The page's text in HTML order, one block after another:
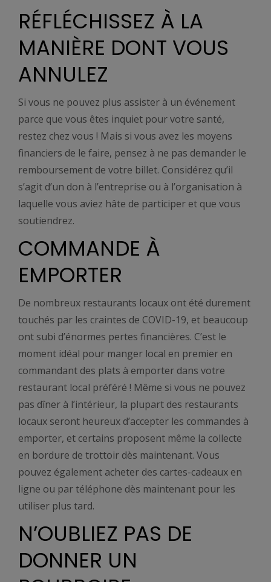
RÉFLÉCHISSEZ À LA
MANIÈRE DONT VOUS
ANNULEZ
Si vous ne pouvez plus assister à un événement
parce que vous êtes inquiet pour votre santé,
restez chez vous ! Mais si vous avez les moyens
financiers de le faire, pensez à ne pas demander le
remboursement de votre billet. Considérez qu’il
s’agit d’un don à l’entreprise ou à l’organisation à
laquelle vous aviez hâte de participer et que vous
soutiendrez.
COMMANDE À
EMPORTER
De nombreux restaurants locaux ont été durement
touchés par les craintes de COVID-19, et beaucoup
ont subi d’énormes pertes financières. C’est le
moment idéal pour manger local en premier en
commandant des plats à emporter dans votre
restaurant local préféré ! Même si vous ne pouvez
pas dîner à l’intérieur, la plupart des restaurants
locaux seront heureux d’accepter les commandes à
emporter, et certains proposent même la collecte
en bordure de trottoir dès maintenant. Vous
pouvez également acheter des cartes-cadeaux en
ligne ou par téléphone dès maintenant pour les
utiliser plus tard.
N’OUBLIEZ PAS DE
DONNER UN